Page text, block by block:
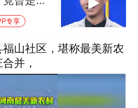
专享
山社区，堪称最美新农
并，